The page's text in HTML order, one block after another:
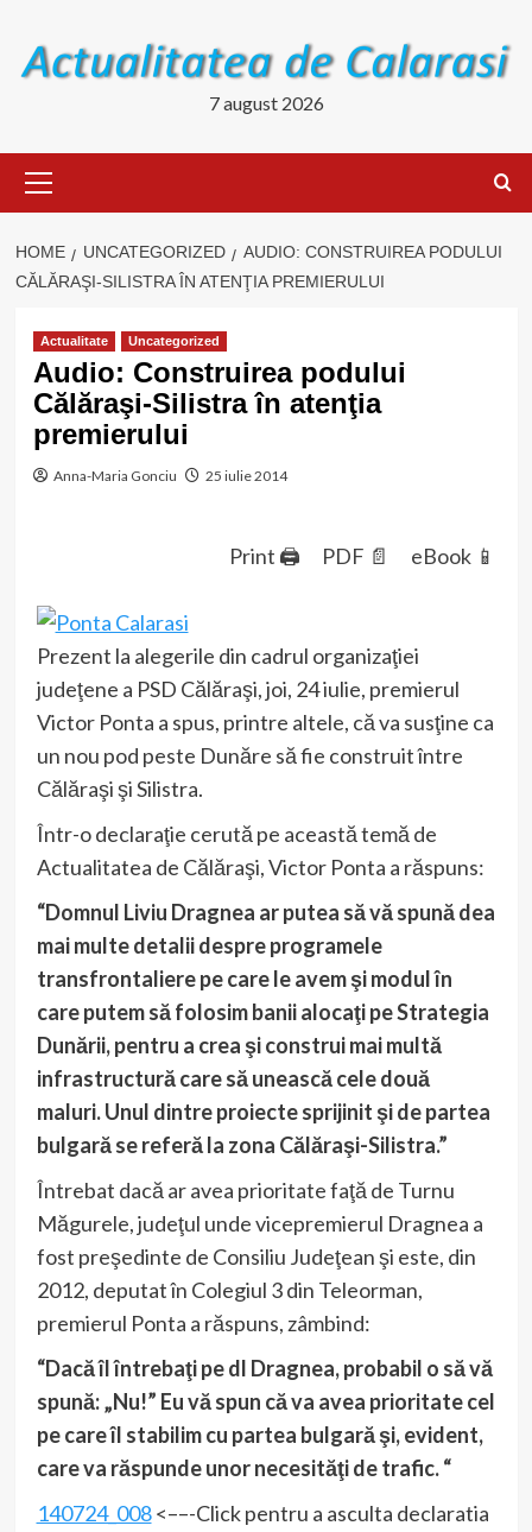
content
7 august 2026
Menu
HOME UNCATEGORIZED
AUDIO: CONSTRUIREA PODULUI
CĂLĂRAŞI-SILISTRA ÎN ATENŢIA PREMIERULUI
Actualitate Uncategorized
Audio: Construirea podului
Călăraşi-Silistra în atenţia
premierului
Anna-Maria Gonciu 25 iulie 2014
Print 🖨 PDF 📄 eBook 📱
Prezent la alegerile din cadrul organizaţiei
judeţene a PSD Călăraşi, joi, 24 iulie, premierul
Victor Ponta a spus, printre altele, că va susţine ca
un nou pod peste Dunăre să fie construit între
Călăraşi şi Silistra.
Într-o declaraţie cerută pe această temă de
Actualitatea de Călăraşi, Victor Ponta a răspuns:
“Domnul Liviu Dragnea ar putea să vă spună dea
mai multe detalii despre programele
transfrontaliere pe care le avem şi modul în
care putem să folosim banii alocaţi pe Strategia
Dunării, pentru a crea şi construi mai multă
infrastructură care să unească cele două
maluri. Unul dintre proiecte sprijinit şi de partea
bulgară se referă la zona Călăraşi-Silistra.”
Întrebat dacă ar avea prioritate faţă de Turnu
Măgurele, judeţul unde vicepremierul Dragnea a
fost preşedinte de Consiliu Judeţean şi este, din
2012, deputat în Colegiul 3 din Teleorman,
premierul Ponta a răspuns, zâmbind:
“Dacă îl întrebaţi pe dl Dragnea, probabil o să vă
spună: „Nu!” Eu vă spun că va avea prioritate cel
pe care îl stabilim cu partea bulgară şi, evident,
care va răspunde unor necesităţi de trafic. “
140724_008<––-Click pentru a asculta declaratia